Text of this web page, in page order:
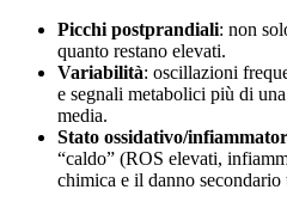
Picchi postprandiali: non
quanto restano elevati.
Variabilità: oscillazioni
e segnali metabolici più di
media.
Stato ossidativo/
“caldo” (ROS elevati,
chimica e il danno secondario